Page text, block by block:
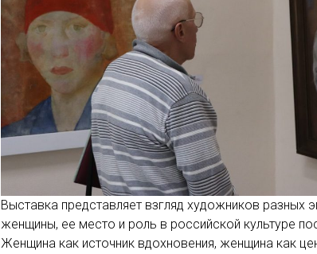
Выставка представляет взгляд художников разных
женщины, ее место и роль в российской культуре
Женщина как источник вдохновения, женщина как